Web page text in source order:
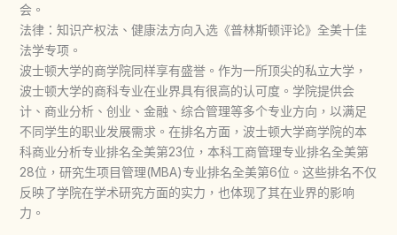
会。
​法律​：知识产权法、健康法方向入选《普林斯顿评论》全美十佳
法学专项。
波士顿大学的商学院同样享有盛誉。作为一所顶尖的私立大学，
波士顿大学的商科专业在业界具有很高的认可度。学院提供会
计、商业分析、创业、金融、综合管理等多个专业方向，以满足
不同学生的职业发展需求。在排名方面，波士顿大学商学院的本
科商业分析专业排名全美第23位，本科工商管理专业排名全美第
28位，研究生项目管理(MBA)专业排名全美第6位。这些排名不仅
反映了学院在学术研究方面的实力，也体现了其在业界的影响
力。